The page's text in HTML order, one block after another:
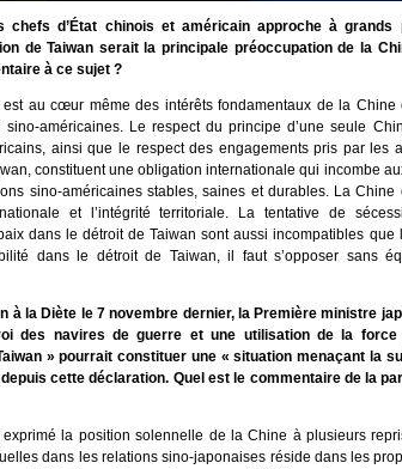
d’État chinois et américain approche à grands
de Taiwan serait la principale préoccupation de la
à ce sujet ?
au cœur même des intérêts fondamentaux de la Chine
américaines. Le respect du principe d’une seule
ainsi que le respect des engagements pris par les
constituent une obligation internationale qui incombe
sino-américaines stables, saines et durables. La Chine
et l’intégrité territoriale. La tentative de
dans le détroit de Taiwan sont aussi incompatibles que
dans le détroit de Taiwan, il faut s’opposer sans
à la Diète le 7 novembre dernier, la Première ministre
des navires de guerre et une utilisation de la
» pourrait constituer une « situation menaçant la
cette déclaration. Quel est le commentaire de la
exprimé la position solennelle de la Chine à plusieurs
dans les relations sino-japonaises réside dans les